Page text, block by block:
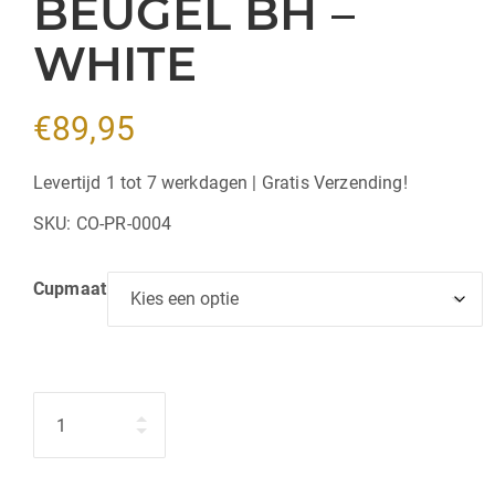
BEUGEL BH –
WHITE
€89,95
Levertijd 1 tot 7 werkdagen | Gratis Verzending!
SKU: CO-PR-0004
Cupmaat